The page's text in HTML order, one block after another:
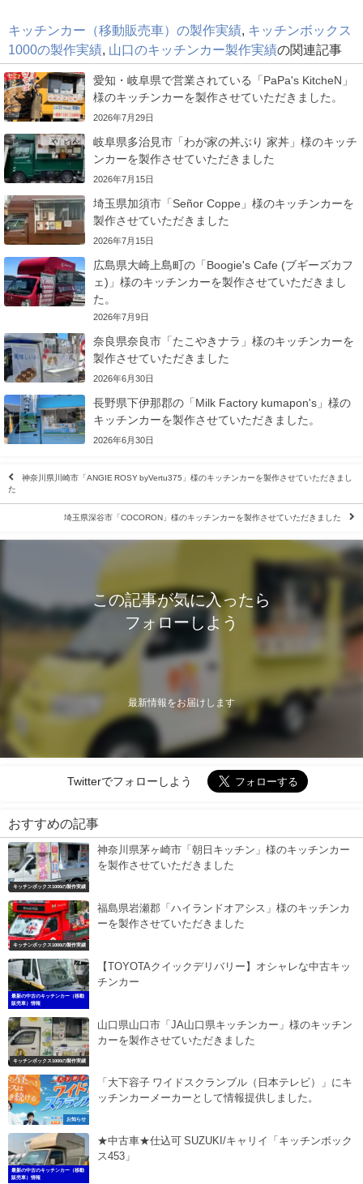
キッチンカー（移動販売車）の製作実績 キッチンボックス
1000の製作実績 山口のキッチンカー製作実績の関連記事
愛知・岐阜県で営業されている「PaPa's KitcheN」
様のキッチンカーを製作させていただきました。
2026年7月29日
岐阜県多治見市「わが家の丼ぶり 家丼」様のキッチ
ンカーを製作させていただきました
2026年7月15日
埼玉県加須市「Señor Coppe」様のキッチンカーを
製作させていただきました
2026年7月15日
広島県大崎上島町の「Boogie's Cafe (ブギーズカフ
ェ)」様のキッチンカーを製作させていただきまし
た。
2026年7月9日
奈良県奈良市「たこやきナラ」様のキッチンカーを
製作させていただきました
2026年6月30日
長野県下伊那郡の「Milk Factory kumapon's」様の
キッチンカーを製作させていただきました。
2026年6月30日
神奈川県川崎市「ANGIE ROSY byVertu375」様のキッチンカーを製作させていただきまし
た
埼玉県深谷市「COCORON」様のキッチンカーを製作させていただきました
この記事が気に入ったら
フォローしよう
最新情報をお届けします
Twitterでフォローしよう
おすすめの記事
キッチンボックス1000の製作実績
神奈川県茅ヶ崎市「朝日キッチン」様のキッチンカー
を製作させていただきました
キッチンボックス1000の製作実績
福島県岩瀬郡「ハイランドオアシス」様のキッチンカ
ーを製作させていただきました
最新の中古のキッチンカー（移動
販売車）情報
【TOYOTAクイックデリバリー】オシャレな中古キッ
チンカー
キッチンボックス1000の製作実績
山口県山口市「JA山口県キッチンカー」様のキッチン
カーを製作させていただきました
お知らせ
「大下容子 ワイドスクランブル（日本テレビ）」にキ
ッチンカーメーカーとして情報提供しました。
最新の中古のキッチンカー（移動
販売車）情報
★中古車★仕込可 SUZUKI/キャリイ「キッチンボック
ス453」